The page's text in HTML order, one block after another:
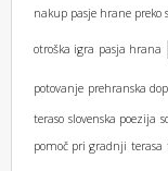
nakup pasje hrane preko
otroška igra pasja hrana
potovanje prehranska
teraso slovenska poezija
pomoč pri gradnji terasa